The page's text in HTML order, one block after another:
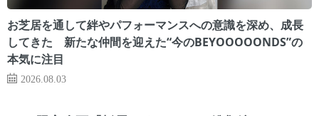
お芝居を通して絆やパフォーマンスへの意識を深め、成長
してきた 新たな仲間を迎えた“今のBEYOOOOONDS”の
本気に注目
2026.08.03